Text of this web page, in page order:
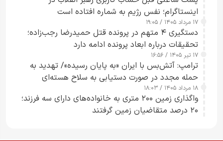
اینستاگرام؛ نفس رژیم به شماره افتاده است​
۱۷ مرداد ۱۴۰۵ / ۱۹:۰۵
دستگیری ۴ متهم در پرونده قتل حمیدرضا رجب‌زاده؛
تحقیقات درباره ابعاد پرونده ادامه دارد
۱۷ تیر ۱۴۰۵ / ۱۶:۵۶
ترامپ: آتش‌بس با ایران «به پایان رسیده»/ تهدید به
حمله مجدد در صورت دستیابی به سلاح هسته‌ای
۱۸ مرداد ۱۴۰۵ / ۱۸:۰۳
واگذاری زمین ۲۰۰ متری به خانواده‌های دارای سه فرزند؛
۲۰ درصد متقاضیان زمین گرفتند